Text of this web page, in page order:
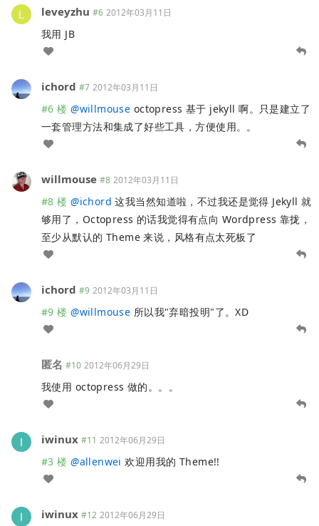
leveyzhu #6 2012年03月11日
我用 JB
ichord #7 2012年03月11日
#6 楼 @willmouse octopress 基于 jekyll 啊。只是建立了
一套管理方法和集成了好些工具，方便使用。。
willmouse #8 2012年03月11日
#8 楼 @ichord 这我当然知道啦，不过我还是觉得 Jekyll 就
够用了，Octopress 的话我觉得有点向 Wordpress 靠拢，
至少从默认的 Theme 来说，风格有点太死板了
ichord #9 2012年03月11日
#9 楼 @willmouse 所以我"弃暗投明"了。XD
匿名 #10 2012年06月29日
我使用 octopress 做的。。。
iwinux #11 2012年06月29日
#3 楼 @allenwei 欢迎用我的 Theme!!
iwinux #12 2012年06月29日